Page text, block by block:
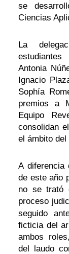
se
Ciencias
La
estudiantes
Antonia
Ignacio
Sophía
premios a
Equipo
consolidan
el ámbito
A diferencia
de este año
no se trató
proceso
seguido
ficticia del
ambos
del laudo